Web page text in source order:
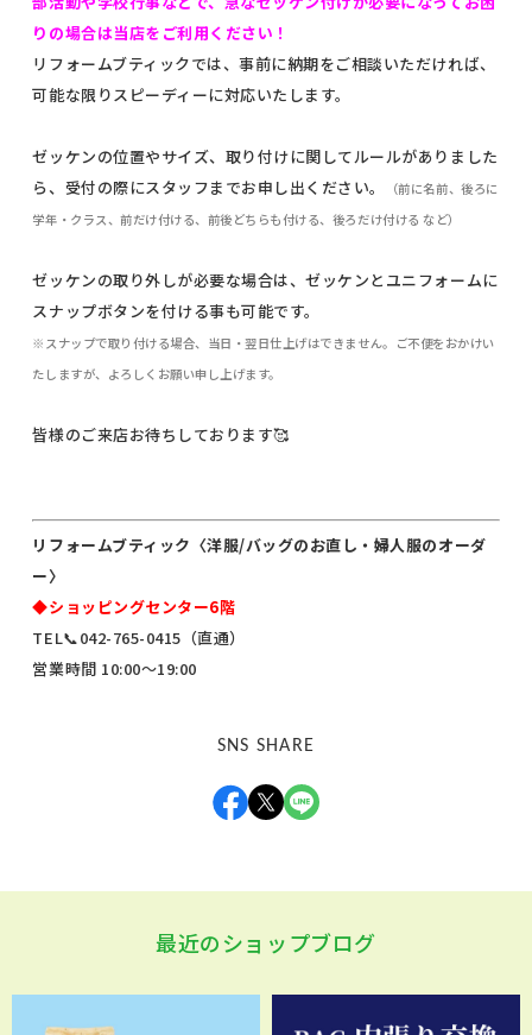
りの場合は当店をご利用ください！
リフォームブティックでは、事前に納期をご相談いただければ、
可能な限りスピーディーに対応いたします。
ゼッケンの位置やサイズ、取り付けに関してルールがありました
ら、受付の際にスタッフまでお申し出ください。
（前に名前、後ろに
学年・クラス、前だけ付ける、前後どちらも付ける、後ろだけ付ける など）
ゼッケンの取り外しが必要な場合は、ゼッケンとユニフォームに
スナップボタンを付ける事も可能です。
※スナップで取り付ける場合、当日・翌日仕上げはできません。ご不便をおかけい
たしますが、よろしくお願い申し上げます。
皆様のご来店お待ちしております🥰
リフォームブティック〈洋服/バッグのお直し・婦人服のオーダ
ー〉
◆ショッピングセンター6階
TEL📞042-765-0415（直通）
営業時間 10:00～19:00
SNS SHARE
最近のショップブログ